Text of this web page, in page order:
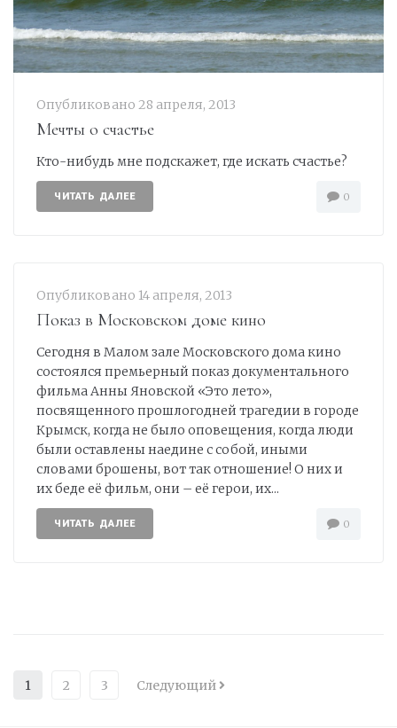
Опубликовано 28 апреля, 2013
Мечты о счастье
Кто-нибудь мне подскажет, где искать счастье?
ЧИТАТЬ ДАЛЕЕ 0
Опубликовано 14 апреля, 2013
Показ в Московском доме кино
Сегодня в Малом зале Московского дома кино
состоялся премьерный показ документального
фильма Анны Яновской «Это лето»,
посвященного прошлогодней трагедии в городе
Крымск, когда не было оповещения, когда люди
были оставлены наедине с собой, иными
словами брошены, вот так отношение! О них и
их беде её фильм, они – её герои, их...
ЧИТАТЬ ДАЛЕЕ 0
1 2 3 Следующий